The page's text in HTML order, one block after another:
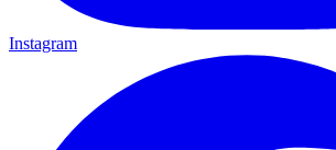
Instagram